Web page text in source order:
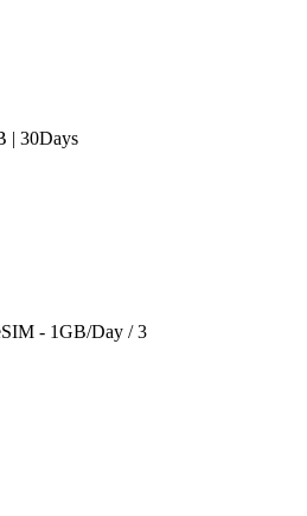
| 30Days
- 1GB/Day / 3